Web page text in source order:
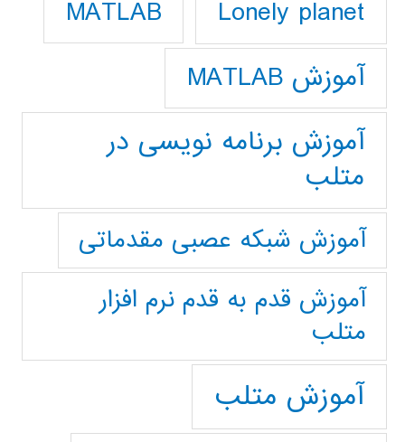
Lonely planet
MATLAB
آموزش MATLAB
آموزش برنامه نویسی در
متلب
آموزش شبکه عصبی مقدماتی
آموزش قدم به قدم نرم افزار
متلب
آموزش متلب